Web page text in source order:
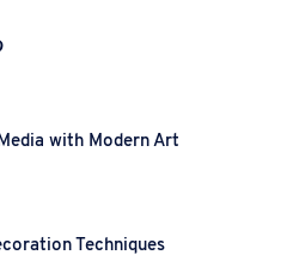
with Modern Art
Techniques